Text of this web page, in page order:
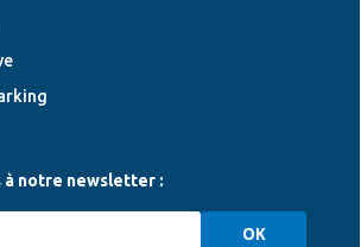
à notre newsletter :